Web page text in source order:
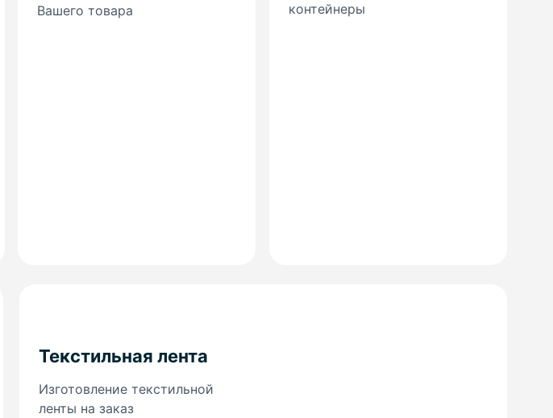
Вашего товара
контейнеры
Текстильная лента
Изготовление текстильной
ленты на заказ